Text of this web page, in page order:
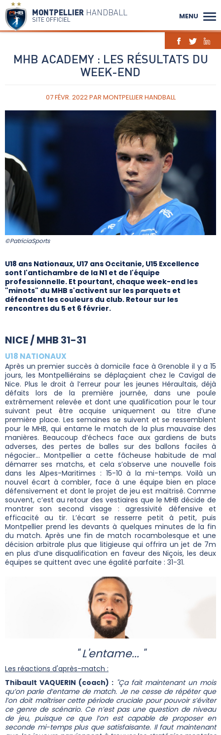
MONTPELLIERHANDBALL
SITE OFFICIEL MENU
MHB ACADEMY : LES RÉSULTATS DU
WEEK-END
07 FÉVR. 2022PAR MONTPELLIER HANDBALL
©PatriciaSports
U18 ans Nationaux, U17 ans Occitanie, U15 Excellence
sont l'antichambre de la N1 et de l'équipe
professionnelle. Et pourtant, chaque week-end les
"minots" du MHB s'activent sur les parquets et
défendent les couleurs du club. Retour sur les
rencontres du 5 et 6 février.
NICE / MHB 31-31
U18 NATIONAUX
Après un premier succès à domicile face à Grenoble il y a 15
jours, les Montpelliérains se déplaçaient chez le Cavigal de
Nice. Plus le droit à l’erreur pour les jeunes Héraultais, déjà
défaits lors de la première journée, dans une poule
extrêmement relevée et dont une qualification pour le tour
suivant peut être acquise uniquement au titre d’une
première place. Les semaines se suivent et se ressemblent
pour le MHB, qui entame le match de la plus mauvaise des
manières. Beaucoup d’échecs face aux gardiens de buts
adverses, des pertes de balles sur des ballons faciles à
négocier… Montpellier a cette fâcheuse habitude de mal
démarrer ses matchs, et cela s’observe une nouvelle fois
dans les Alpes-Maritimes : 15-10 à la mi-temps. Voilà un
nouvel écart à combler, face à une équipe bien en place
défensivement et dont le projet de jeu est maitrisé. Comme
souvent, c’est au retour des vestiaires que le MHB décide de
montrer son second visage : agressivité défensive et
efficacité au tir. L’écart se resserre petit à petit, puis
Montpellier prend les devants à quelques minutes de la fin
du match. Après une fin de match rocambolesque et une
décision arbitrale plus que litigieuse qui offrira un jet de 7m
en plus d’une disqualification en faveur des Niçois, les deux
équipes se quittent avec une égalité parfaite : 31-31.
" L'entame... "
Les réactions d'après-match :
Thibault VAQUERIN (coach) : "Ça fait maintenant un mois
qu’on parle d’entame de match. Je ne cesse de répéter que
l’on doit maîtriser cette période cruciale pour pouvoir s’éviter
ce genre de scénario. Ce n’est pas une question de niveau
de jeu, puisque ce que l’on est capable de proposer en
seconde mi-temps plus que satisfaisante. Il faut maintenant